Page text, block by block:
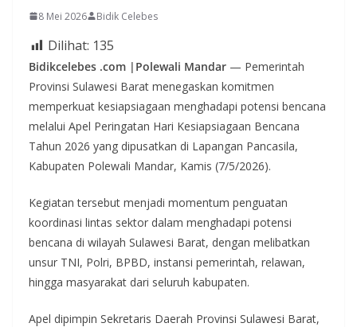
8 Mei 2026 Bidik Celebes
Dilihat: 135
Bidikcelebes .com |Polewali Mandar — Pemerintah
Provinsi Sulawesi Barat menegaskan komitmen
memperkuat kesiapsiagaan menghadapi potensi bencana
melalui Apel Peringatan Hari Kesiapsiagaan Bencana
Tahun 2026 yang dipusatkan di Lapangan Pancasila,
Kabupaten Polewali Mandar, Kamis (7/5/2026).
Kegiatan tersebut menjadi momentum penguatan
koordinasi lintas sektor dalam menghadapi potensi
bencana di wilayah Sulawesi Barat, dengan melibatkan
unsur TNI, Polri, BPBD, instansi pemerintah, relawan,
hingga masyarakat dari seluruh kabupaten.
Apel dipimpin Sekretaris Daerah Provinsi Sulawesi Barat,